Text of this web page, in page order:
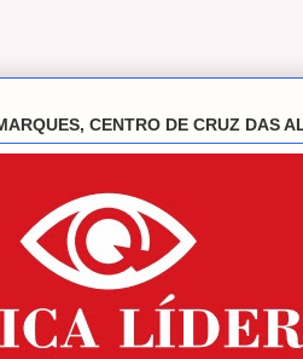
CENTRO DE CRUZ DAS